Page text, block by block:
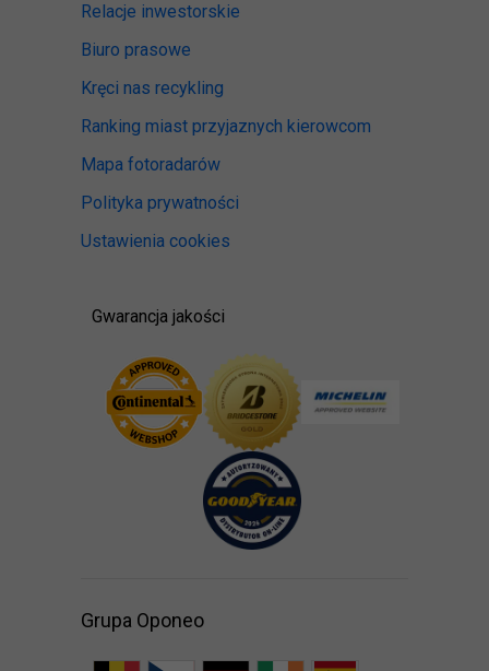
Relacje inwestorskie
Biuro prasowe
Kręci nas recykling
Ranking miast przyjaznych kierowcom
Mapa fotoradarów
Polityka prywatności
Ustawienia cookies
Gwarancja jakości
Grupa Oponeo